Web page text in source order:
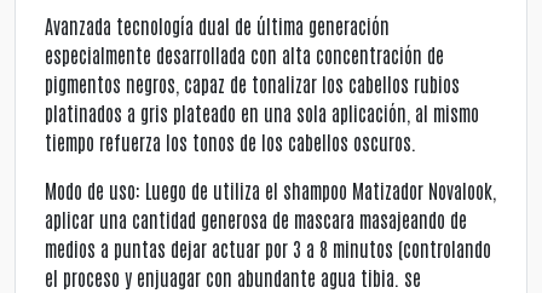
Avanzada tecnología dual de última generación
especialmente desarrollada con alta concentración de
pigmentos negros, capaz de tonalizar los cabellos rubios
platinados a gris plateado en una sola aplicación, al mismo
tiempo refuerza los tonos de los cabellos oscuros.
Modo de uso: Luego de utiliza el shampoo Matizador Novalook,
aplicar una cantidad generosa de mascara masajeando de
medios a puntas dejar actuar por 3 a 8 minutos (controlando
el proceso y enjuagar con abundante agua tibia. se